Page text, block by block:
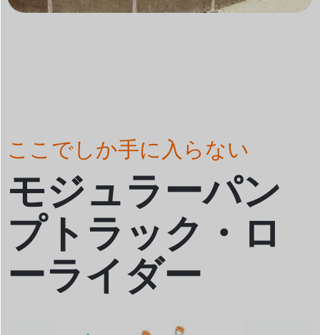
ここでしか手に入らない
モジュラーパン
プトラック・ロ
ーライダー